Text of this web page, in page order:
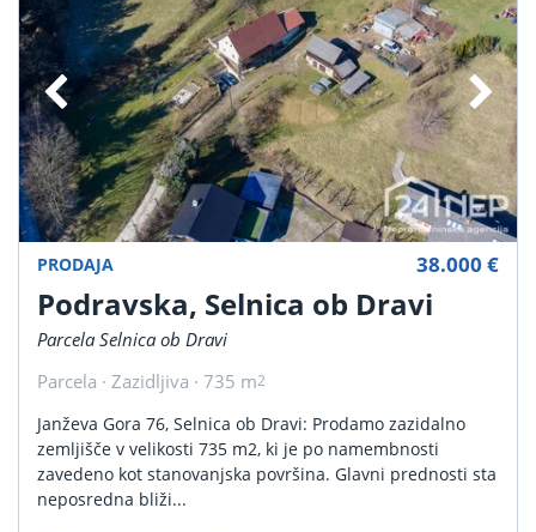
PRODAJA
Podravska, Selnica ob Dravi
Parcela Selnica ob Dravi
Parcela · Zazidljiva · 735 m2
38.000 €
Janževa Gora 76, Selnica ob Dravi: Prodamo zazidalno
zemljišče v velikosti 735 m2, ki je po namembnosti
zavedeno kot stanovanjska površina. Glavni prednosti sta
neposredna bliži...